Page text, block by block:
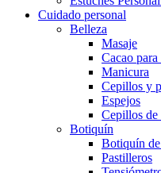
Cuidado personal
Belleza
Masaje
Cacao
Manicura
Cepillos y
Espejos
Cepillos de
Botiquín
Botiquín
Pastilleros